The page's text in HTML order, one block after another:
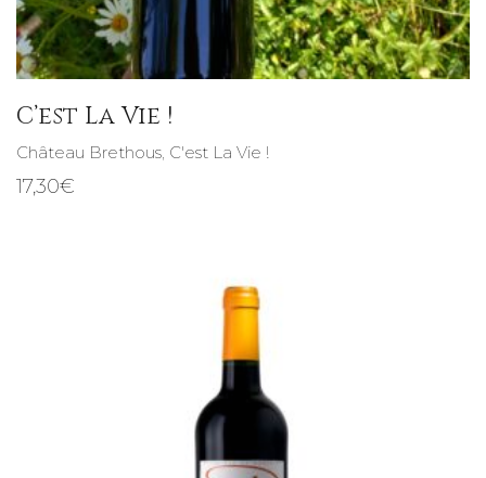
C’est La Vie !
Château Brethous, C'est La Vie !
17,30€